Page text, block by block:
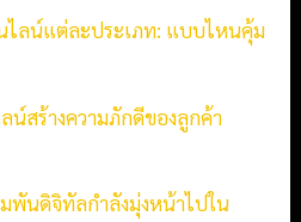
ไลน์แต่ละประเภท: แบบไหนคุ้ม
สร้างความภักดีของลูกค้า
พันดิจิทัลกำลังมุ่งหน้าไปใน